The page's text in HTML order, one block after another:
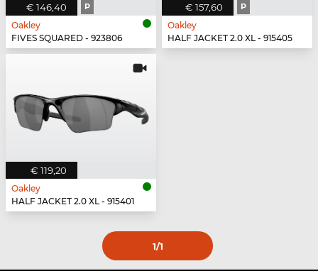
€ 146,40 P
Oakley
FIVES SQUARED - 923806
€ 157,60 P
Oakley
HALF JACKET 2.0 XL - 915405
€ 119,20
Oakley
HALF JACKET 2.0 XL - 915401
1/1